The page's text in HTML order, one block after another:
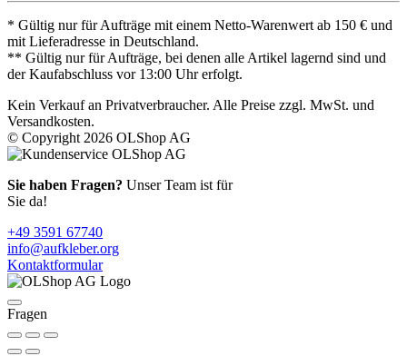
* Gültig nur für Aufträge mit einem Netto-Warenwert ab 150 € und
mit Lieferadresse in Deutschland.
** Gültig nur für Aufträge, bei denen alle Artikel lagernd sind und
der Kaufabschluss vor 13:00 Uhr erfolgt.
Kein Verkauf an Privatverbraucher. Alle Preise zzgl. MwSt. und
Versandkosten.
© Copyright 2026 OLShop AG
Sie haben Fragen? Unser Team ist für
Sie da!
+49 3591 67740
info@aufkleber.org
Kontaktformular
Fragen